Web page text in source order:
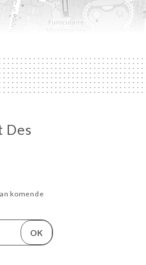
Des
komende
OK